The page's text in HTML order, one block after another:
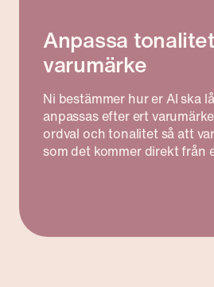
Anpassa
varumärke
Ni bestämmer hur er AI ska
anpassas efter ert
ordval och tonalitet så att
som det kommer direkt från